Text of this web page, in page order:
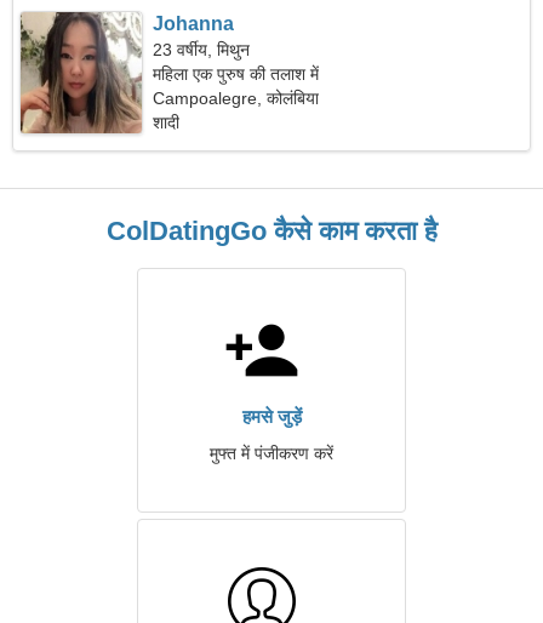
Johanna
23 वर्षीय, मिथुन
महिला एक पुरुष की तलाश में
Campoalegre, कोलंबिया
शादी
ColDatingGo कैसे काम करता है
हमसे जुड़ें
मुफ्त में पंजीकरण करें